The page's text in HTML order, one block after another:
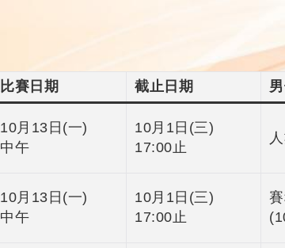
比賽日期 截止日期
10月13日(一)
中午
10月1日(三)
17:00止
10月13日(一)
中午
10月1日(三)
17:00止